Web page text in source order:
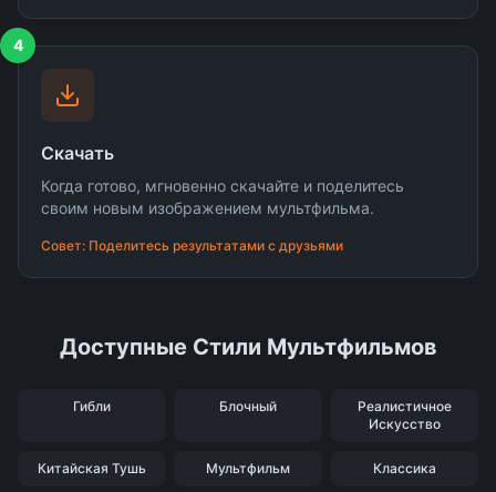
4
Скачать
Когда готово, мгновенно скачайте и поделитесь
своим новым изображением мультфильма.
Совет: Поделитесь результатами с друзьями
Доступные Стили Мультфильмов
Гибли Блочный
Реалистичное
Искусство
Китайская Тушь Мультфильм Классика